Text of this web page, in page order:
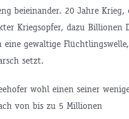
beieinander. 20 Jahre
Kriegsopfer, dazu Billionen
gewaltige
setzt.
wohl einen seiner
von bis zu 5 Millionen